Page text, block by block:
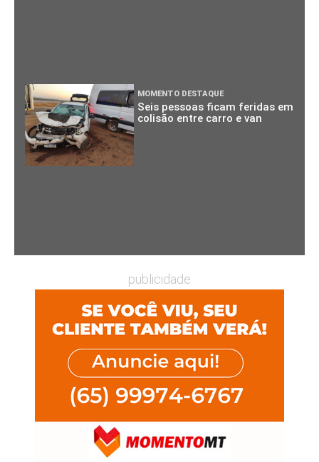
MOMENTO DESTAQUE
Seis pessoas ficam feridas em
colisão entre carro e van
publicidade